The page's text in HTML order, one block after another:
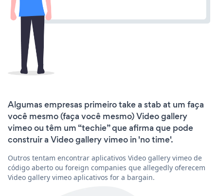
Algumas empresas primeiro take a stab at um faça
você mesmo (faça você mesmo) Video gallery
vimeo ou têm um “techie” que afirma que pode
construir a Video gallery vimeo in 'no time'.
Outros tentam encontrar aplicativos Video gallery vimeo de
código aberto ou foreign companies que allegedly oferecem
Video gallery vimeo aplicativos for a bargain.